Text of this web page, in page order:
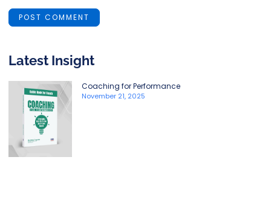
Latest Insight
Coaching for Performance
November 21, 2025